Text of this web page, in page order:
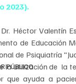
PÚBLICO
2023).
Héctor Valentín
de Educación
de Psiquiatría
la utilización de  la
que ayuda a